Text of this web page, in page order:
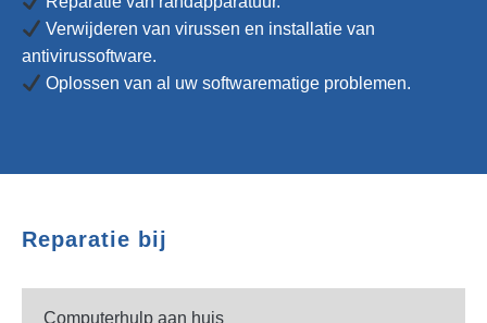
Verwijderen van virussen en installatie van
antivirussoftware.
Oplossen van al uw softwarematige problemen.
Reparatie bij
Computerhulp aan huis